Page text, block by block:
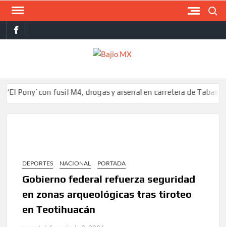
Saltar
contenidofacebook
con fusil M4, drogas y arsenal en carretera de Tabasco
DEPORTES NACIONAL PORTADA
Gobierno federal refuerza seguridad
en zonas arqueológicas tras tiroteo
en Teotihuacán